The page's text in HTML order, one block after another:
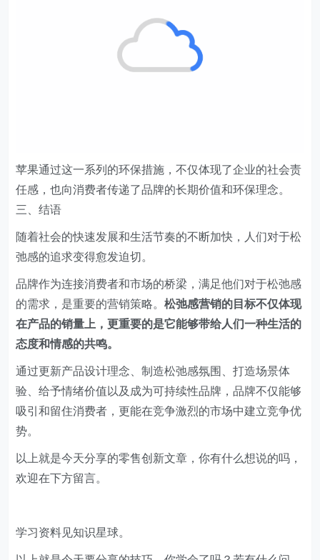
苹果通过这一系列的环保措施，不仅体现了企业的社会责
任感，也向消费者传递了品牌的长期价值和环保理念。
品牌作为连接消费者和市场的桥梁，满足他们对于松弛感
的需求，是重要的营销策略。松弛感营销的目标不仅体现
在产品的销量上，更重要的是它能够带给人们一种生活的
态度和情感的共鸣。
通过更新产品设计理念、制造松弛感氛围、打造场景体
验、给予情绪价值以及成为可持续性品牌，品牌不仅能够
吸引和留住消费者，更能在竞争激烈的市场中建立竞争优
势。
​以上就是今天分享的零售创新文章，你有什么想说的吗，
欢迎在下方留言。
学习资料见知识星球。
题，欢迎在下方留言。
更多技巧，www.excelbook.cn